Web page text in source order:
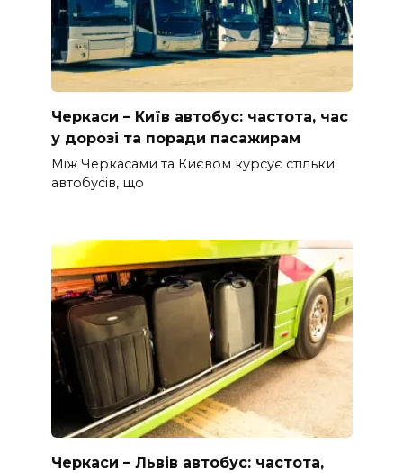
Черкаси – Київ автобус: частота, час
у дорозі та поради пасажирам
Між Черкасами та Києвом курсує стільки
автобусів, що
Черкаси – Львів автобус: частота,